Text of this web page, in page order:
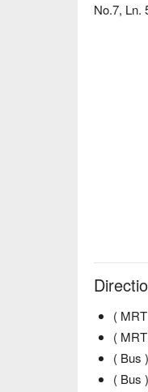
No.7, Ln.
(
(
( Bus
( Bus